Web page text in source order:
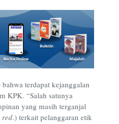
terdapat kejanggalan
KPK. “Salah satunya
yang masih terganjal
red.) terkait pelanggaran etik